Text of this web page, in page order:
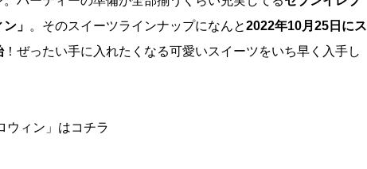
」 。そのスイーツラインナップになんと2022年10月25日にス
！ぜったい手に入れたくなる可愛いスイーツをいち早く入手し
ウィン」はコチラ